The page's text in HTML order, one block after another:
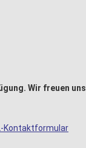
Wir freuen uns
Kontaktformular